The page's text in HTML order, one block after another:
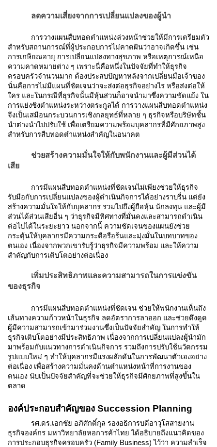
ลดความเสี่ยงจากการเปลี่ยนแปลงของผู้นำ
การวางแผนสืบทอดตำแหน่งล่วงหน้าช่วยให้มีการเตรียมตัว
สำหรับสถานการณ์ที่ผู้ประกอบการไม่คาดฝันว่าอาจเกิดขึ้น เช่น
การเกษียณอายุ การเปลี่ยนแปลงทางสุขภาพ หรือเหตุการณ์เหนือ
ความคาดหมายต่าง ๆ เพราะนี่คือหนึ่งในปัจจัยที่ทำให้ธุรกิจ
ครอบครัวจำนวนมาก ต้องประสบปัญหาหลังจากเปลี่ยนมือเจ้าของ
นั่นคือการไม่มีแผนที่ชัดเจนว่าจะส่งต่อธุรกิจอย่างไร หรือส่งต่อให้
ใคร และในกรณีที่ธุรกิจนั้นมีหุ้นส่วนก็อาจนำมาซึ่งความขัดแย้ง ใน
การแย่งชิงตำแหน่งระหว่างตระกูลได้ การวางแผนสืบทอดตำแหน่ง
จึงเป็นเสมือนกระบวนการเชิงกลยุทธ์ที่หลาย ๆ ธุรกิจหรือบริษัทชั้น
นำต่างนำไปปรับใช้ เพื่อเตรียมความพร้อมบุคลากรที่มีศักยภาพสูง
สำหรับการสืบทอดตำแหน่งสำคัญในอนาคต
ช่วยสร้างความมั่นใจให้กับพนักงานและผู้มีส่วนได้
เสีย
การมีแผนสืบทอดตำแหน่งที่ชัดเจนไม่เพียงช่วยให้ธุรกิจ
รับมือกับการเปลี่ยนแปลงของผู้ดำเนินกิจการได้อย่างราบรื่น แต่ยัง
สร้างความมั่นใจให้กับบุคลากร รวมไปถึงผู้ถือหุ้น นักลงทุน และผู้มี
ส่วนได้ส่วนเสียอื่น ๆ ว่าธุรกิจมีทิศทางที่มั่นคงและสามารถดำเนิน
ต่อไปได้ในระยะยาว นอกจากนี้ ความชัดเจนของแผนยังช่วย
กระตุ้นให้บุคลากรมีความกระตือรือร้นและมุ่งมั่นในบทบาทของ
ตนเอง เนื่องจากพวกเขารับรู้ว่าธุรกิจมีความพร้อม และให้ความ
สำคัญกับการเติบโตอย่างต่อเนื่อง
เพิ่มประสิทธิภาพและความสามารถในการแข่งขัน
ของธุรกิจ
การมีแผนสืบทอดตำแหน่งที่ชัดเจน ช่วยให้พนักงานเห็นถึง
เส้นทางความก้าวหน้าในธุรกิจ ลดอัตราการลาออก และช่วยดึงดูด
ผู้มีความสามารถเข้ามาร่วมงานซึ่งเป็นปัจจัยสำคัญ ในการทำให้
ธุรกิจเติบโตอย่างมีประสิทธิภาพ เนื่องจากการเปลี่ยนแปลงผู้นำมัก
มาพร้อมกับแนวทางการดำเนินกิจการ รวมถึงการปรับใช้นวัตกรรม
รูปแบบใหม่ ๆ ทำให้บุคลากรมีแรงผลักดันในการพัฒนาตัวเองอย่าง
ต่อเนื่อง เพื่อสร้างความมั่นคงด้านตำแหน่งหน้าที่การงานของ
ตนเอง นับเป็นปัจจัยสำคัญที่จะช่วยให้ธุรกิจมีศักยภาพที่สูงขึ้นใน
ตลาด
องค์ประกอบสำคัญของ Succession Planning
รศ.ดร.เอกชัย อภิศักดิ์กุล รองอธิการบดีอาวุโสสายงาน
ธุรกิจองค์กร มหาวิทยาลัยหอการค้าไทย ได้อธิบายถึงแนวคิดของ
การประกอบธุรกิจครอบครัว (Family Business) ไว้ว่า ความสำเร็จ